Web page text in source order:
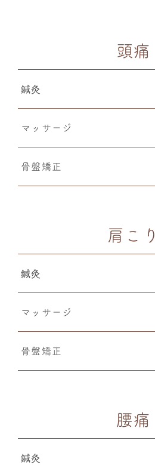
頭痛
鍼灸
マッサージ
骨盤矯正
肩こり
鍼灸
マッサージ
骨盤矯正
腰痛
鍼灸